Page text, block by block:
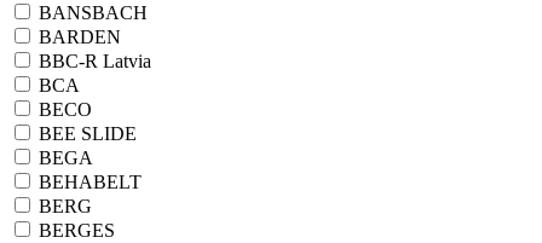
BANSBACH
BARDEN
BBC-R Latvia
BCA
BECO
BEE SLIDE
BEGA
BEHABELT
BERG
BERGES